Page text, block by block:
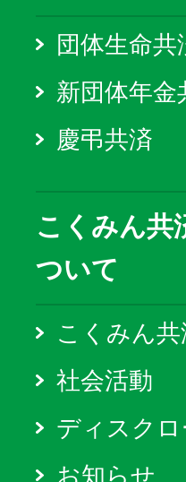
団体生命共
新団体年金
慶弔共済
こくみん共
ついて
こくみん
社会活動
ディスク
お知らせ